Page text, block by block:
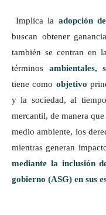
Implica la adopción
buscan obtener
también se centran en
términos ambientales,
tiene como objetivo
y la sociedad, al
mercantil, de manera
medio ambiente, los
mientras generan
mediante la inclusión
gobierno (ASG) en sus